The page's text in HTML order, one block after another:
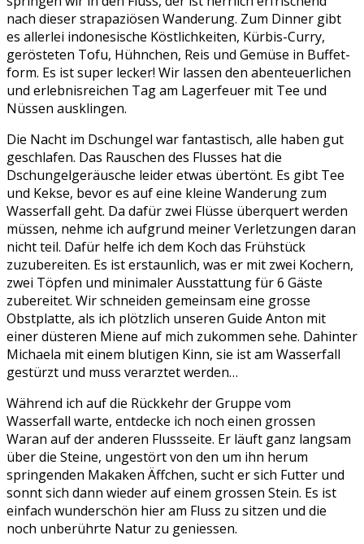
nach dieser strapaziösen Wanderung. Zum Dinner gibt
es allerlei indonesische Köstlichkeiten, Kürbis-Curry,
gerösteten Tofu, Hühnchen, Reis und Gemüse in Buffet-
form. Es ist super lecker! Wir lassen den abenteuerlichen
und erlebnisreichen Tag am Lagerfeuer mit Tee und
Nüssen ausklingen.
Die Nacht im Dschungel war fantastisch, alle haben gut
geschlafen. Das Rauschen des Flusses hat die
Dschungelgeräusche leider etwas übertönt. Es gibt Tee
und Kekse, bevor es auf eine kleine Wanderung zum
Wasserfall geht. Da dafür zwei Flüsse überquert werden
müssen, nehme ich aufgrund meiner Verletzungen daran
nicht teil. Dafür helfe ich dem Koch das Frühstück
zuzubereiten. Es ist erstaunlich, was er mit zwei Kochern,
zwei Töpfen und minimaler Ausstattung für 6 Gäste
zubereitet. Wir schneiden gemeinsam eine grosse
Obstplatte, als ich plötzlich unseren Guide Anton mit
einer düsteren Miene auf mich zukommen sehe. Dahinter
Michaela mit einem blutigen Kinn, sie ist am Wasserfall
gestürzt und muss verarztet werden…
Während ich auf die Rückkehr der Gruppe vom
Wasserfall warte, entdecke ich noch einen grossen
Waran auf der anderen Flussseite. Er läuft ganz langsam
über die Steine, ungestört von den um ihn herum
springenden Makaken Äffchen, sucht er sich Futter und
sonnt sich dann wieder auf einem grossen Stein. Es ist
einfach wunderschön hier am Fluss zu sitzen und die
noch unberührte Natur zu geniessen.